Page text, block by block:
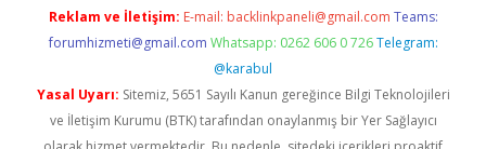
Reklam ve İletişim: E-mail: backlinkpaneli@gmail.com Teams:
forumhizmeti@gmail.com Whatsapp: 0262 606 0 726 Telegram:
@karabul
Yasal Uyarı: Sitemiz, 5651 Sayılı Kanun gereğince Bilgi Teknolojileri
ve İletişim Kurumu (BTK) tarafından onaylanmış bir Yer Sağlayıcı